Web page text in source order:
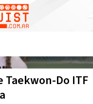
Taekwon-Do ITF